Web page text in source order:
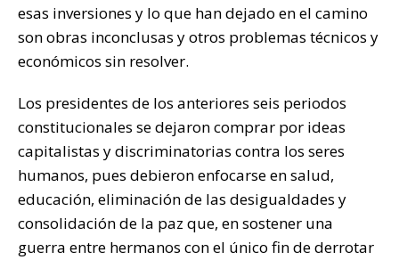
esas inversiones y lo que han dejado en el camino
son obras inconclusas y otros problemas técnicos y
económicos sin resolver.
Los presidentes de los anteriores seis periodos
constitucionales se dejaron comprar por ideas
capitalistas y discriminatorias contra los seres
humanos, pues debieron enfocarse en salud,
educación, eliminación de las desigualdades y
consolidación de la paz que, en sostener una
guerra entre hermanos con el único fin de derrotar